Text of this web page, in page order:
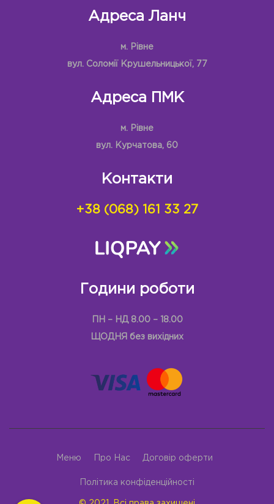
Адреса Ланч
м. Рівне
вул. Соломії Крушельницької, 77
Адреса ПМК
м. Рівне
вул. Курчатова, 60
Контакти
+38 (068) 161 33 27
Години роботи
ПН – НД 8.00 – 18.00
ЩОДНЯ без вихідних
Меню Про Нас Договір оферти
Політика конфіденційності